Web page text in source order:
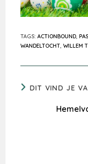
TAGS:ACTIONBOUND,
WANDELTOCHT, WILLEM
DIT VIND JE